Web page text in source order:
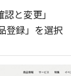
と変更」
登録」を選択